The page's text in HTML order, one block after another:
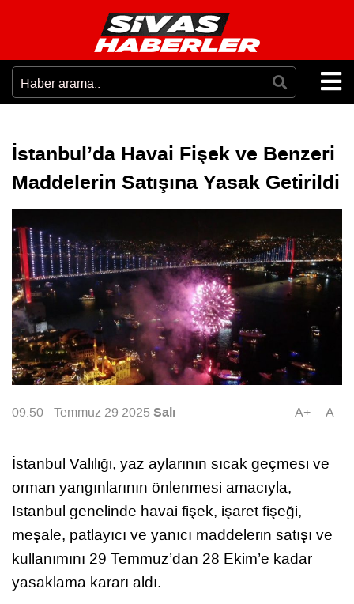
İstanbul’da Havai Fişek ve Benzeri
Maddelerin Satışına Yasak Getirildi
09:50 - Temmuz 29 2025Salı A+ A-
İstanbul Valiliği, yaz aylarının sıcak geçmesi ve
orman yangınlarının önlenmesi amacıyla,
İstanbul genelinde havai fişek, işaret fişeği,
meşale, patlayıcı ve yanıcı maddelerin satışı ve
kullanımını 29 Temmuz’dan 28 Ekim’e kadar
yasaklama kararı aldı.